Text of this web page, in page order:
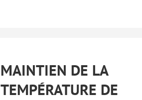
MAINTIEN DE LA
TEMPÉRATURE DE